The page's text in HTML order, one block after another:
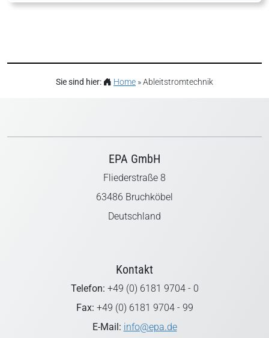
Sie sind hier: Home »Ableitstromtechnik
EPA GmbH
Fliederstraße 8
63486 Bruchköbel
Deutschland
Kontakt
Telefon: +49 (0) 6181 9704 - 0
Fax: +49 (0) 6181 9704 - 99
E-Mail: info@epa.de